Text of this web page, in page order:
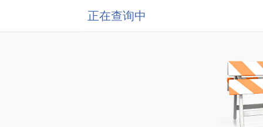
正在查询中